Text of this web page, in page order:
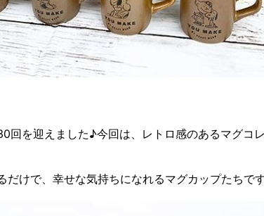
回を迎えました♪今回は、レトロ感のあるマグコ
だけで、幸せな気持ちになれるマグカップたちで